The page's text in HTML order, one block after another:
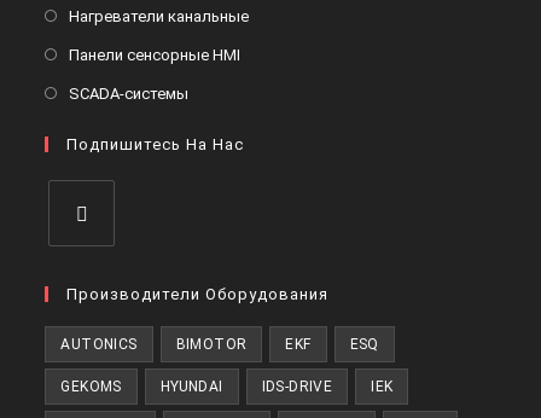
вкладке
вкладке
Нагреватели канальныеОткроется
Панели сенсорные HMI
вкладке
SCADA-системы
новой
Подпишитесь На Нас
в
вкладке
Производители Оборудования
AUTONICS BIMOTOR EKF ESQ
GEKOMS HYUNDAI IDS-DRIVE IEK